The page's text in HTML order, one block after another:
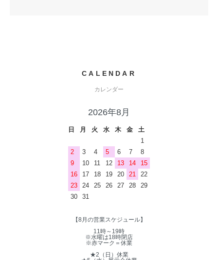
CALENDAR
カレンダー
2026年8月
日 月 火 水 木 金
土
1
2
3 4 5 6 7
8
9
10 11 12 13 14
15
16
17 18 19 20 21
22
23
24 25 26 27 28
29
30
31
【8月の営業スケジュール】
11時～19時
※水曜は18時閉店
※赤マーク＝休業
★2（日）休業